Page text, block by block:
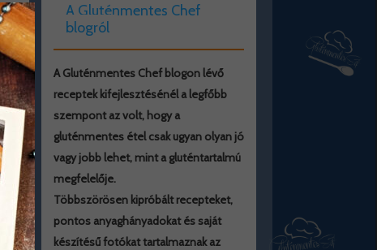
A Gluténmentes Chef
blogról
A Gluténmentes Chef blogon lévő
receptek kifejlesztésénél a legfőbb
szempont az volt, hogy a
gluténmentes étel csak ugyan olyan jó
vagy jobb lehet, mint a gluténtartalmú
megfelelője.
Többszörösen kipróbált recepteket,
pontos anyaghányadokat és saját
készítésű fotókat tartalmaznak az